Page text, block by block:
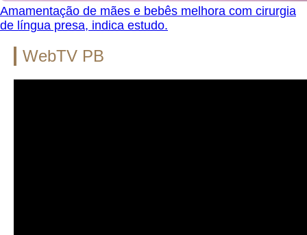
Amamentação de mães e bebês melhora com cirurgia
de língua presa, indica estudo.
WebTV PB